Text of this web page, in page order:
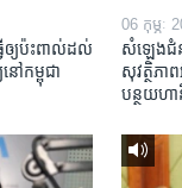
ើឲ្យប៉ះពាល់ដល់
ៅកម្ពុជា
06 កុម្ភៈ
សំឡេងជំន
សុវត្ថិភ
បន្ថយហ